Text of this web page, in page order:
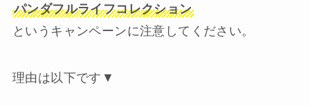
パンダフルライフコレクション
というキャンペーンに注意してください。
理由は以下です▼